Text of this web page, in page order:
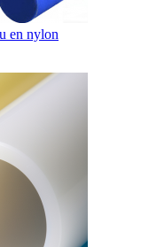
en nylon